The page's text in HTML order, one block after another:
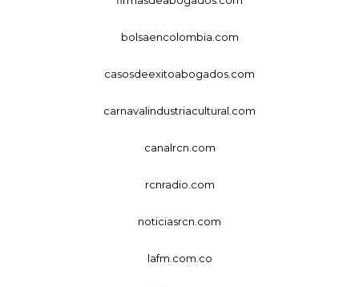
bolsaencolombia.com
casosdeexitoabogados.com
carnavalindustriacultural.com
canalrcn.com
rcnradio.com
noticiasrcn.com
lafm.com.co